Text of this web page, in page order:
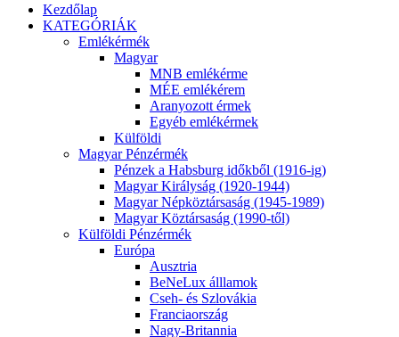
Kezdőlap
KATEGÓRIÁK
Emlékérmék
Magyar
MNB emlékérme
MÉE emlékérem
Aranyozott érmek
Egyéb emlékérmek
Külföldi
Magyar Pénzérmék
Pénzek a Habsburg időkből (1916-ig)
Magyar Királyság (1920-1944)
Magyar Népköztársaság (1945-1989)
Magyar Köztársaság (1990-től)
Külföldi Pénzérmék
Európa
Ausztria
BeNeLux álllamok
Cseh- és Szlovákia
Franciaország
Nagy-Britannia